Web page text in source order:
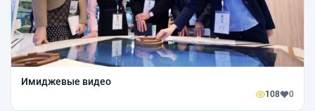
Имиджевые видео
108 0